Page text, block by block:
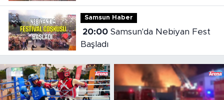
Samsun Haber
20:00Samsun'da Nebiyan Fest
Başladı